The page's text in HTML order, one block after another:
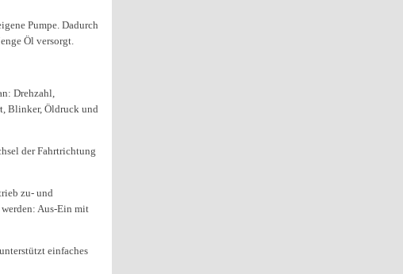
Pumpe. Dadurch
Öl versorgt.
Drehzahl,
Blinker, Öldruck und
der Fahrtrichtung
zu- und
Aus-Ein mit
einfaches